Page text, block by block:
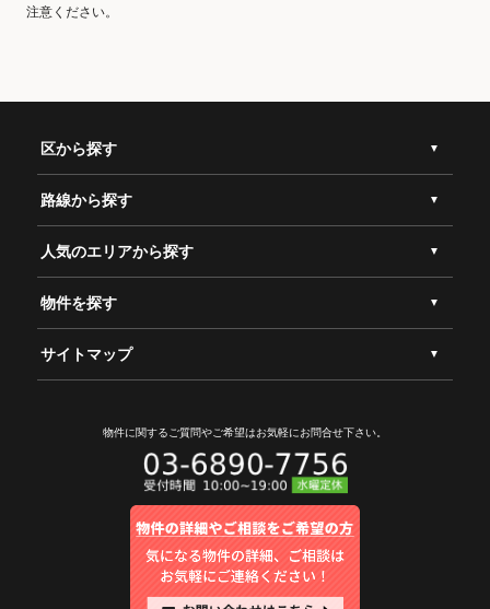
注意ください。
区から探す
路線から探す
人気のエリアから探す
物件を探す
サイトマップ
物件に関するご質問やご希望はお気軽にお問合せ下さい。